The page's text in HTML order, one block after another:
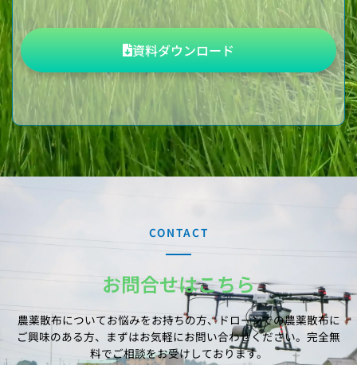
資料ダウンロード
CONTACT
お問合せはこちら
農薬散布についてお悩みをお持ちの方、ドローンでの農薬散布に
ご興味のある方、 まずはお気軽にお問い合わせください。完全無
料でご相談をお受けしております。